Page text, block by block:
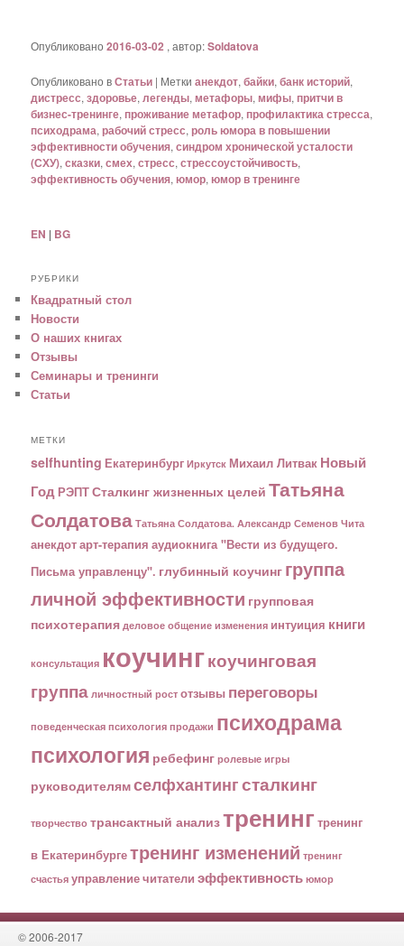
Опубликовано2016-03-02 , автор:Soldatova
Опубликовано вСтатьи | Метки анекдот,байки,банк историй,
дистресс,здоровье,легенды, метафоры, мифы, притчи в
бизнес-тренинге, проживание метафор, профилактика стресса,
психодрама,рабочий стресс,роль юмора в повышении
эффективности обучения,синдром хронической усталости
(СХУ),сказки,смех,стресс,стрессоустойчивость,
эффективность обучения, юмор, юмор в тренинге
EN | BG
РУБРИКИ
Квадратный стол
Новости
О наших книгах
Отзывы
Семинары и тренинги
Статьи
МЕТКИ
selfhunting Екатеринбург Иркутск Михаил Литвак Новый
Год РЭПТСталкинг жизненных целей Татьяна
Солдатова Татьяна Солдатова. Александр Семенов Чита
анекдотарт-терапия аудиокнига "Вести из будущего.
Письма управленцу". глубинный коучинг группа
личной эффективности групповая
психотерапия деловое общение изменения интуиция книги
консультация коучингкоучинговая
группа личностный рост отзывы переговоры
поведенческая психология продажи психодрама
психология ребефинг ролевые игры
руководителямселфхантингсталкинг
творчество трансактный анализтренинг тренинг
в Екатеринбургетренинг изменений тренинг
счастья управлениечитатели эффективность юмор
© 2006-2017